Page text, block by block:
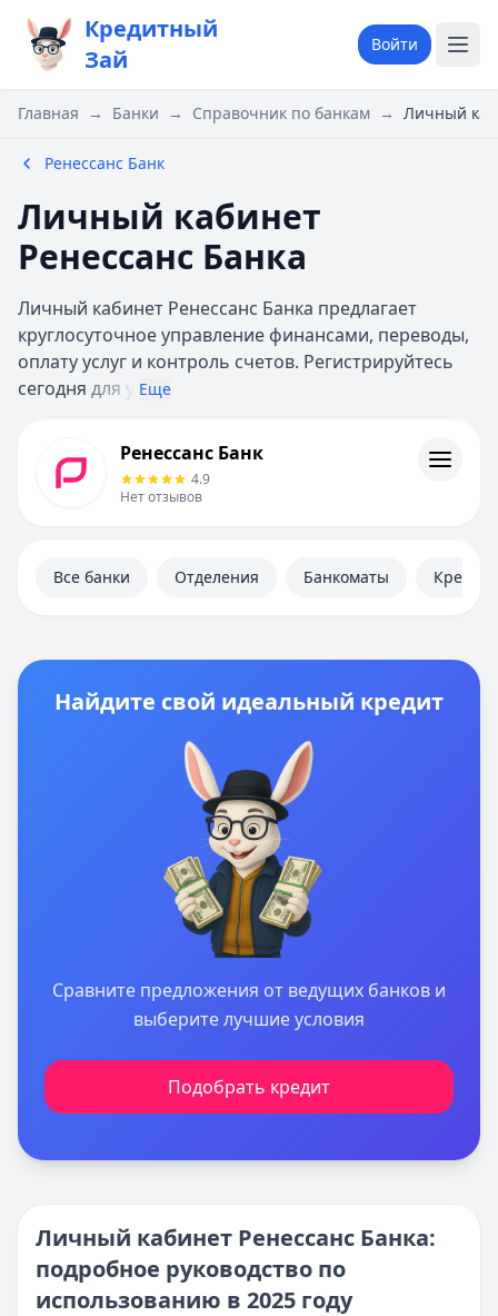
Кредитный
Зай
Войти
Главная → Банки → Справочник по банкам → Личный
Ренессанс Банк
Личный кабинет
Ренессанс Банка
Личный кабинет Ренессанс Банка предлагает
круглосуточное управление финансами, переводы,
оплату услуг и контроль счетов. Регистрируйтесь
сегодня для у Еще
Контакты
Личный кабинет
Ренессанс Банк
4.9
Нет отзывов
Все банки Отделения Банкоматы
Найдите свой идеальный кредит
Сравните предложения от ведущих банков и
выберите лучшие условия
Подобрать кредит
Личный кабинет Ренессанс Банка:
подробное руководство по
использованию в 2025 году